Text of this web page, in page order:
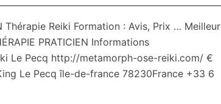
Thérapie Reiki Formation : Avis, Prix … Meilleur
PRATICIEN Informations
Le Pecq http://metamorph-ose-reiki.com/ €
Le Pecq île-de-france 78230France +33 6